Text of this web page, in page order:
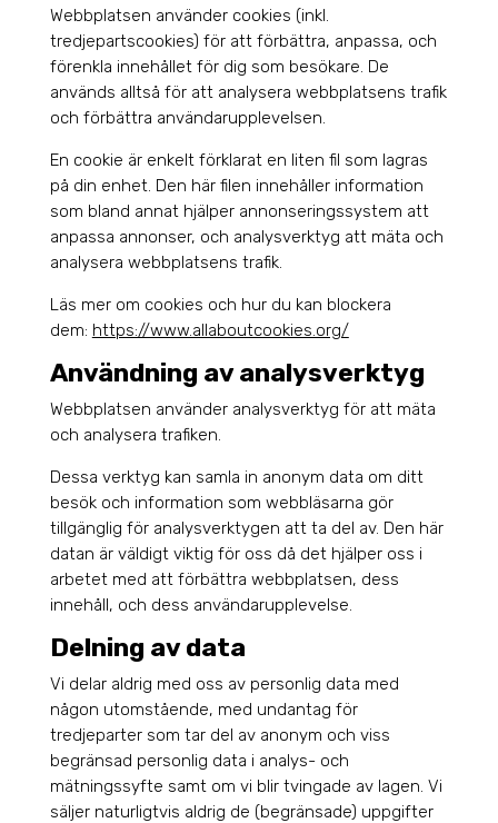
Webbplatsen använder cookies (inkl.
tredjepartscookies) för att förbättra, anpassa, och
förenkla innehållet för dig som besökare. De
används alltså för att analysera webbplatsens trafik
och förbättra användarupplevelsen.
En cookie är enkelt förklarat en liten fil som lagras
på din enhet. Den här filen innehåller information
som bland annat hjälper annonseringssystem att
anpassa annonser, och analysverktyg att mäta och
analysera webbplatsens trafik.
Läs mer om cookies och hur du kan blockera
dem: https://www.allaboutcookies.org/
Användning av analysverktyg
Webbplatsen använder analysverktyg för att mäta
och analysera trafiken.
Dessa verktyg kan samla in anonym data om ditt
besök och information som webbläsarna gör
tillgänglig för analysverktygen att ta del av. Den här
datan är väldigt viktig för oss då det hjälper oss i
arbetet med att förbättra webbplatsen, dess
innehåll, och dess användarupplevelse.
Delning av data
Vi delar aldrig med oss av personlig data med
någon utomstående, med undantag för
tredjeparter som tar del av anonym och viss
begränsad personlig data i analys- och
mätningssyfte samt om vi blir tvingade av lagen. Vi
säljer naturligtvis aldrig de (begränsade) uppgifter